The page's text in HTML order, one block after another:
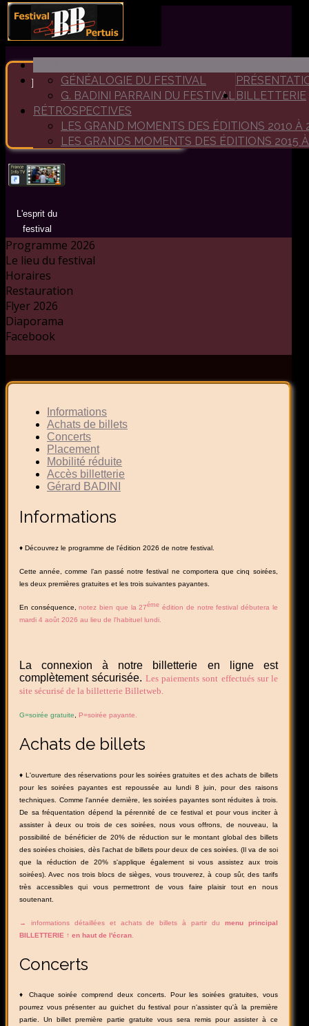
GÉNÉALOGIE DU FESTIVAL
G. BADINI PARRAIN DU FESTIVALBILLETTERIE
RÉTROSPECTIVES
LES GRAND MOMENTS DES ÉDITIONS 2010 À
LES GRANDS MOMENTS DES ÉDITIONS 2015
Bienvenue au festival de
Big Band de Pertuis
Un festival dédié aux grandes
formations de jazz
L'esprit du
festival
Programme 2026
Le lieu du festival
Horaires
Restauration
Flyer 2026
Diaporama
Facebook
Informations
Achats de billets
Concerts
Placement
Mobilité réduite
Accès billetterie
Gérard BADINI
Informations
♦ Découvrez le programme de l'édition 2026 de notre festival.
Cette année, comme l’an passé notre festival ne comportera que cinq soirées,
les deux premières gratuites et les trois suivantes payantes.
En conséquence,notez bien que la 27éme édition de notre festival débutera le
mardi 4 août 2026 au lieu de l'habituel lundi.
La connexion à notre billetterie en ligne est
complètement sécurisée.Les paiements sont effectués sur le
site sécurisé de la billetterie Billetweb.
G=soirée gratuite P=soirée payante.
Achats de billets
♦ L'ouverture des réservations pour les soirées gratuites et des achats de billets
pour les soirées payantes est repoussée au lundi 8 juin, pour des raisons
techniques. Comme l'année dernière, les soirées payantes sont réduites à trois.
De sa fréquentation dépend la pérennité de ce festival et pour vous inciter à
assister à deux ou trois de ces soirées, nous vous offrons, de nouveau, la
possibilité de bénéficier de 20% de réduction sur le montant global des billets
des soirées choisies, dès l'achat de billets pour deux de ces soirées. (Il va de soi
que la réduction de 20% s'applique également si vous assistez aux trois
soirées). Avec nos trois blocs de sièges, vous trouverez, à coup sûr, des tarifs
très accessibles qui vous permettront de vous faire plaisir tout en nous
soutenant.
→ informations détaillées et achats de billets à partir du menu principal
BILLETTERIE ↑ en haut de l'écran
Concerts
♦ Chaque soirée comprend deux concerts. Pour les soirées gratuites, vous
pourrez vous présenter au guichet du festival pour n'assister qu'à la première
partie. Un billet première partie gratuite vous sera remis pour assister à ce